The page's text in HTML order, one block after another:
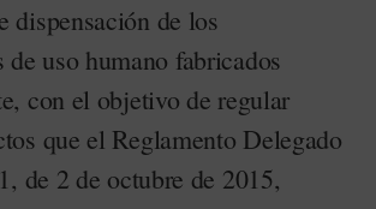
dispensación de los
de uso humano fabricados
con el objetivo de regular
que el Reglamento Delegado
de 2 de octubre de 2015,